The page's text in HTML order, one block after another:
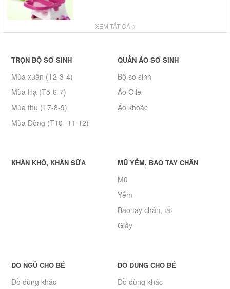
XEM TẤT CẢ
TRỌN BỘ SƠ SINH
Mùa xuân (T2-3-4)
Mùa Hạ (T5-6-7)
Mùa thu (T7-8-9)
Mùa Đông (T10 -11-12)
QUẦN ÁO SƠ SINH
Bộ sơ sinh
Áo Gile
Áo khoác
KHĂN KHÔ, KHĂN SỮA MŨ YẾM, BAO TAY CHÂN
Mũ
Yếm
Bao tay chân, tất
Giầy
ĐỒ NGỦ CHO BÉ
Đồ dùng khác
ĐỒ DÙNG CHO BÉ
Đồ dùng khác